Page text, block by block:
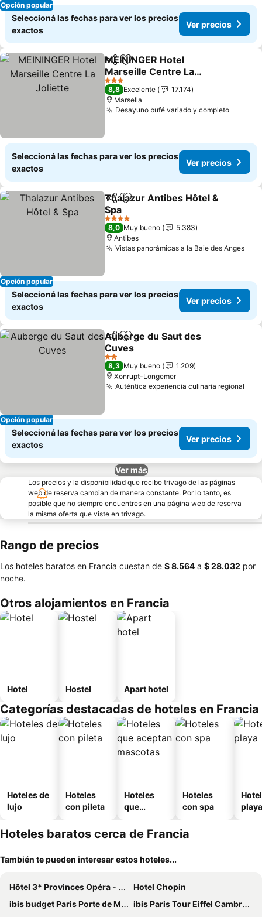
Opción popular
Seleccioná las fechas para ver los precios
exactos
Ver precios
CompartirAñadir a favoritos
MEININGER Hotel
Marseille Centre La
Joliette
Ver precios
3 Estrellas
8,8 Excelente
17.174
Marsella
Desayuno bufé variado y completoVer
Seleccioná las fechas para ver los precios
exactos
Ver precios
Opción popular
CompartirAñadir a favoritos
Thalazur Antibes Hôtel &
Spa
Ver precios
4 Estrellas
8,0 Muy bueno
5.383
Antibes
Vistas panorámicas a la Baie des AngesVer
Seleccioná las fechas para ver los precios
exactos
Ver precios
Opción popular
CompartirAñadir a favoritos
Auberge du Saut des
Cuves
Ver precios
2 Estrellas
8,3 Muy bueno
1.209
Xonrupt-Longemer
Auténtica experiencia culinaria regional
Seleccioná las fechas para ver los precios
exactos
Ver precios
Ver más
Los precios y la disponibilidad que recibe trivago de las páginas
web de reserva cambian de manera constante. Por lo tanto, es
posible que no siempre encuentres en una página web de reserva
la misma oferta que viste en trivago.
Rango de precios
Los hoteles baratos en Francia cuestan de ‎$ 8.564 a ‎$ 28.032 por
noche.
Otros alojamientos en Francia
Hotel Hostel Apart hotel
Categorías destacadas de hoteles en Francia
Hoteles de
lujo
Hoteles
con pileta
Hoteles
que
mascotas
Hoteles
con spa
playa
Hoteles baratos cerca de Francia
También te pueden interesar estos hoteles...
Hôtel 3* Provinces Opéra - Vacances Bleues
Hotel Chopin
ibis budget Paris Porte de Montmartre
ibis Paris Tour Eiffel Cambronne 15ème